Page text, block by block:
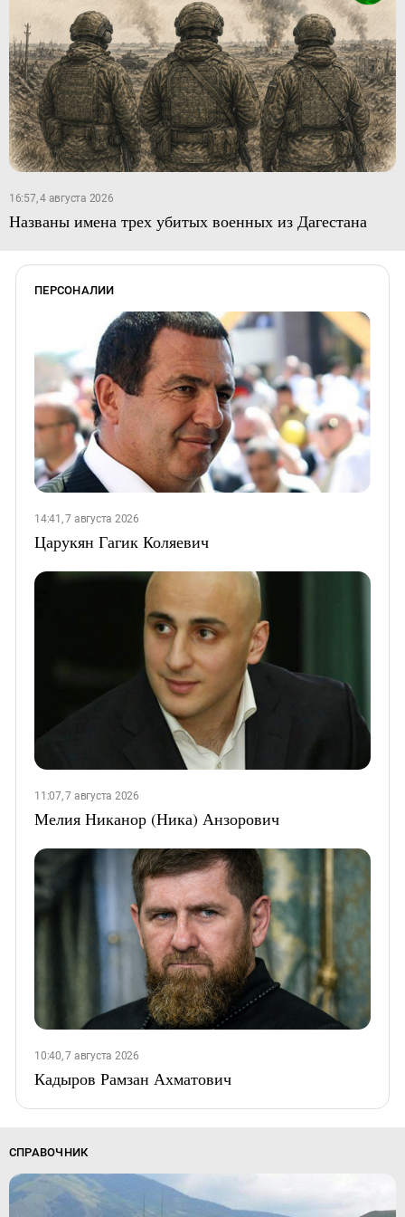
16:57, 4 августа 2026
Названы имена трех убитых военных из Дагестана
ПЕРСОНАЛИИ
14:41, 7 августа 2026
Царукян Гагик Коляевич
11:07, 7 августа 2026
Мелия Никанор (Ника) Анзорович
10:40, 7 августа 2026
Кадыров Рамзан Ахматович
СПРАВОЧНИК